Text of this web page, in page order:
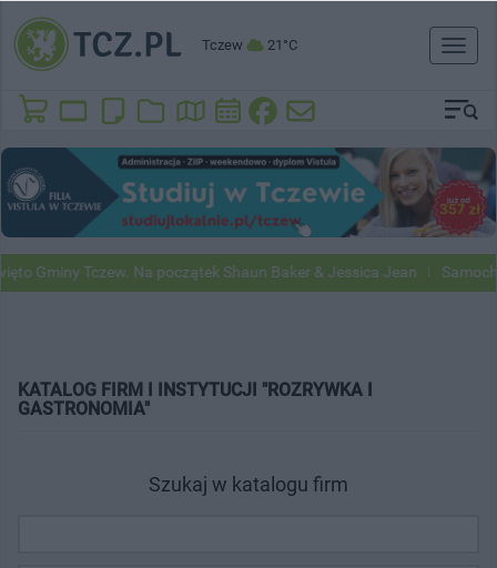
Tczew 21°C
Toggle
Gminy Tczew. Na początek Shaun Baker & Jessica Jean
KATALOG FIRM I INSTYTUCJI "ROZRYWKA I
GASTRONOMIA"
Szukaj w katalogu firm